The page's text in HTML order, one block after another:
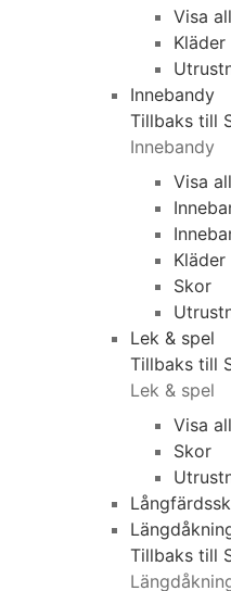
Visa
Kläder
Innebandy
Tillbaks till
Innebandy
Visa
Kläder
Skor
Lek & spel
Tillbaks till
Lek & spel
Visa
Skor
Tillbaks till